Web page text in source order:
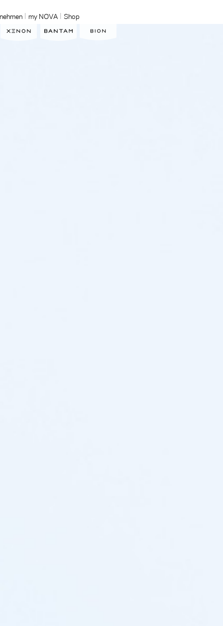
my NOVA Shop